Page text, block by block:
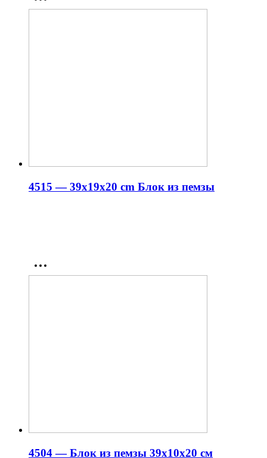
4515 — 39x19x20 cm Блок из пемзы
4504 — Блок из пемзы 39x10x20 см